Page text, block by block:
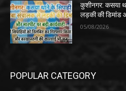
कुशीनगर: कसया
लड़की की डिमांड
05/08/2026
POPULAR CATEGORY